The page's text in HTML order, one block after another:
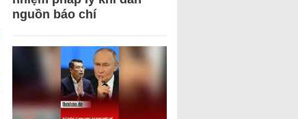
nguồn báo chí